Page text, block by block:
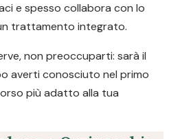
e spesso collabora con lo
trattamento integrato.
non preoccuparti: sarà il
averti conosciuto nel primo
più adatto alla tua